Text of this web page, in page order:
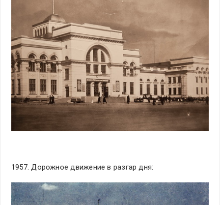
1957. Дорожное движение в разгар дня: